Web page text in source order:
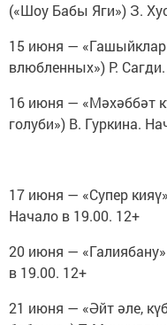
(«Шоу Бабы Яги») З.
15 июня —
влюбленных») Р.
16 июня — «Мәхәббәт
голуби») В. Гуркина.
17 июня — «Супер
Начало в 19.00. 12+
20 июня —
в 19.00. 12+
21 июня — «Әйт әле,